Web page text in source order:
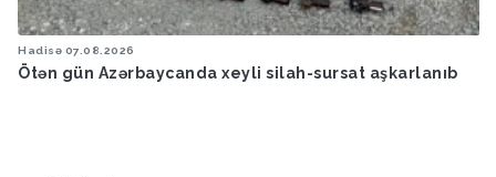
Hadisə 07.08.2026
Ötən gün Azərbaycanda xeyli silah-sursat aşkarlanıb